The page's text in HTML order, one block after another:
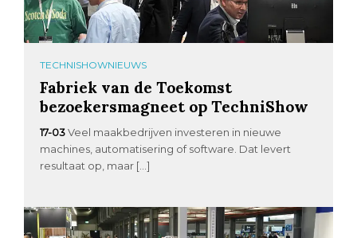
TECHNISHOWNIEUWS
Fabriek van de Toekomst
bezoekersmagneet op TechniShow
17-03 Veel maakbedrijven investeren in nieuwe
machines, automatisering of software. Dat levert
resultaat op, maar […]